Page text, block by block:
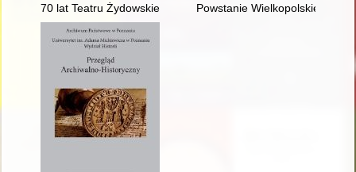
70 lat Teatru Żydowskiego w Warszawie = 70 yar funem
Powstanie Wielkopolskie